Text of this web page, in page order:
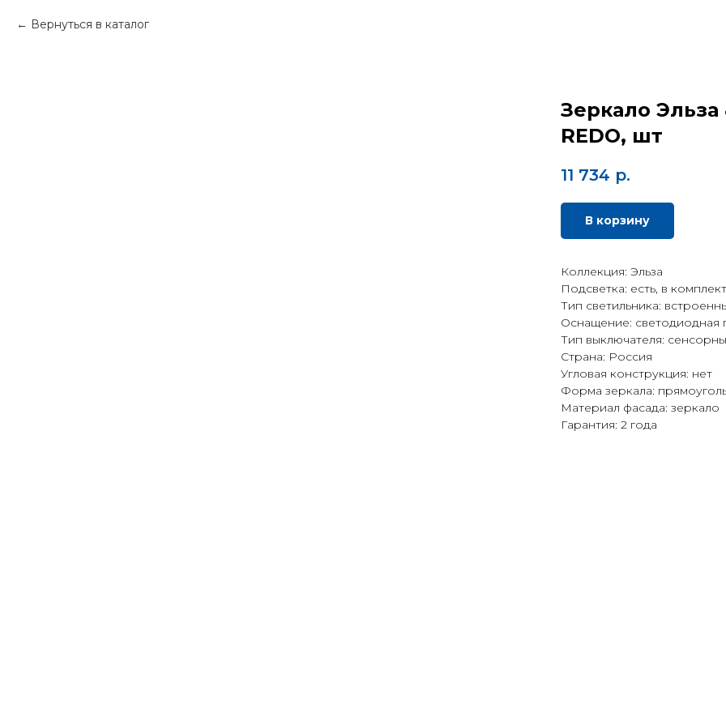
Вернуться в каталог
Зеркало
REDO, шт
11 734 р.
В корзину
Коллекция: Эльза
Подсветка: есть, в
Тип светильника:
Оснащение: светодиодная
Тип выключателя:
Страна: Россия
Угловая конструкция: нет
Форма зеркала:
Материал фасада: зеркало
Гарантия: 2 года